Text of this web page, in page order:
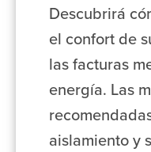
Descubrirá
el confort de
las facturas
energía. Las
aislamiento y